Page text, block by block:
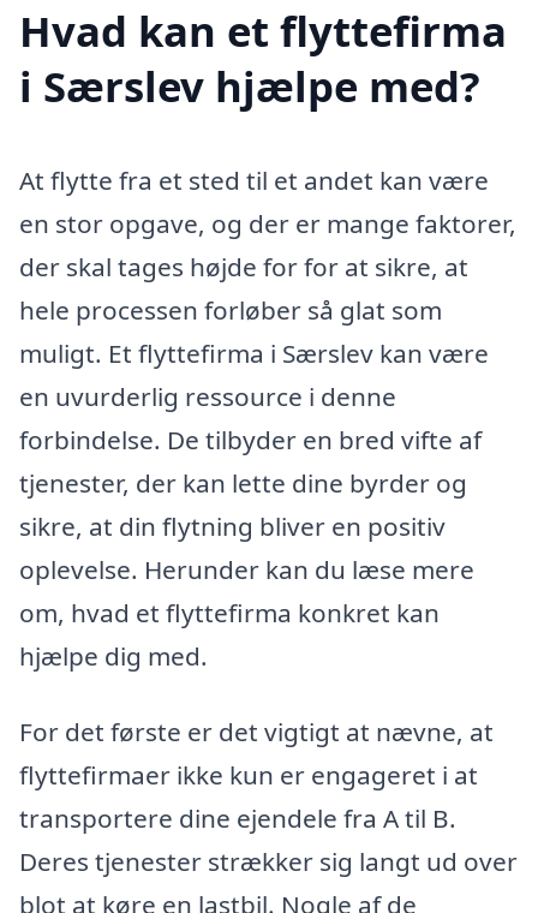
Hvad kan et flyttefirma
i Særslev hjælpe med?
At flytte fra et sted til et andet kan være
en stor opgave, og der er mange faktorer,
der skal tages højde for for at sikre, at
hele processen forløber så glat som
muligt. Et flyttefirma i Særslev kan være
en uvurderlig ressource i denne
forbindelse. De tilbyder en bred vifte af
tjenester, der kan lette dine byrder og
sikre, at din flytning bliver en positiv
oplevelse. Herunder kan du læse mere
om, hvad et flyttefirma konkret kan
hjælpe dig med.
For det første er det vigtigt at nævne, at
flyttefirmaer ikke kun er engageret i at
transportere dine ejendele fra A til B.
Deres tjenester strækker sig langt ud over
blot at køre en lastbil. Nogle af de